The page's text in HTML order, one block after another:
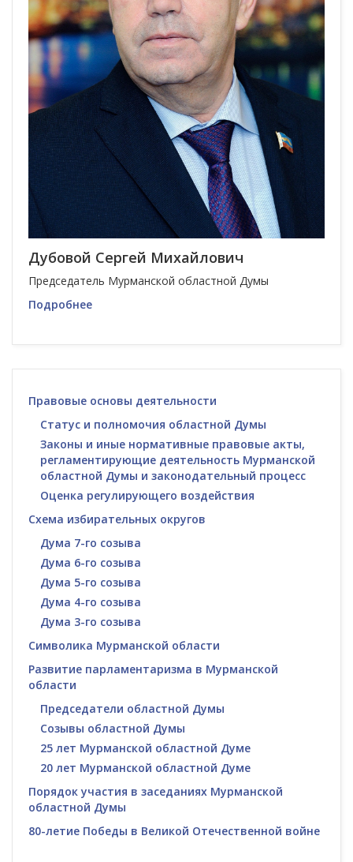
Дубовой Сергей Михайлович
Председатель Мурманской областной Думы
Подробнее
Правовые основы деятельности
Статус и полномочия областной Думы
Законы и иные нормативные правовые акты,
регламентирующие деятельность Мурманской
областной Думы и законодательный процесс
Оценка регулирующего воздействия
Схема избирательных округов
Дума 7-го созыва
Дума 6-го созыва
Дума 5-го созыва
Дума 4-го созыва
Дума 3-го созыва
Символика Мурманской области
Развитие парламентаризма в Мурманской
области
Председатели областной Думы
Созывы областной Думы
25 лет Мурманской областной Думе
20 лет Мурманской областной Думе
Порядок участия в заседаниях Мурманской
областной Думы
80-летие Победы в Великой Отечественной войне